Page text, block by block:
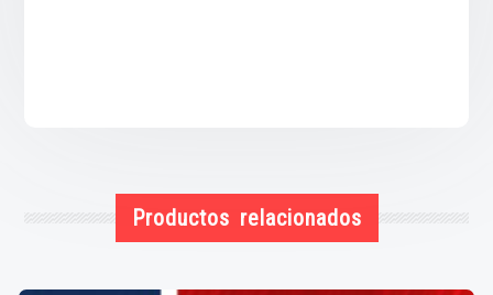
Productos relacionados